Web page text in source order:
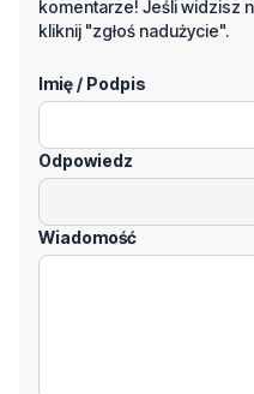
Odpowiedz
Wiadomość